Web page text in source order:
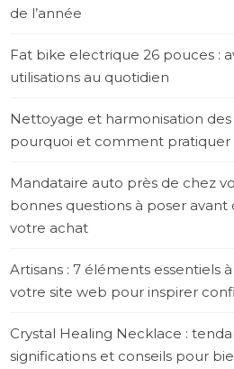
de l’année
Fat bike electrique 26 pouces :
utilisations au quotidien
Nettoyage et harmonisation des
pourquoi et comment pratiquer
Mandataire auto près de chez
bonnes questions à poser avant
votre achat
Artisans : 7 éléments essentiels
votre site web pour inspirer
Crystal Healing Necklace :
significations et conseils pour